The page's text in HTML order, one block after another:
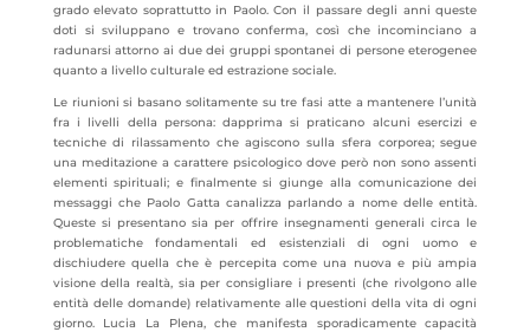
grado elevato soprattutto in Paolo. Con il passare degli anni queste
doti si sviluppano e trovano conferma, così che incominciano a
radunarsi attorno ai due dei gruppi spontanei di persone eterogenee
quanto a livello culturale ed estrazione sociale.
Le riunioni si basano solitamente su tre fasi atte a mantenere l’unità
fra i livelli della persona: dapprima si praticano alcuni esercizi e
tecniche di rilassamento che agiscono sulla sfera corporea; segue
una meditazione a carattere psicologico dove però non sono assenti
elementi spirituali; e finalmente si giunge alla comunicazione dei
messaggi che Paolo Gatta canalizza parlando a nome delle entità.
Queste si presentano sia per offrire insegnamenti generali circa le
problematiche fondamentali ed esistenziali di ogni uomo e
dischiudere quella che è percepita come una nuova e più ampia
visione della realtà, sia per consigliare i presenti (che rivolgono alle
entità delle domande) relativamente alle questioni della vita di ogni
giorno. Lucia La Plena, che manifesta sporadicamente capacità